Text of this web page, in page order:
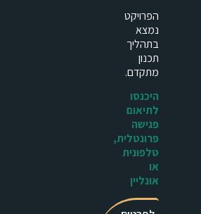
הפרויקט
נמצא
בתהליך
תכנון
מתקדם.
היכנסו
לתיאום
פגישה
פרונטלית,
טלפונית
או
אונליין